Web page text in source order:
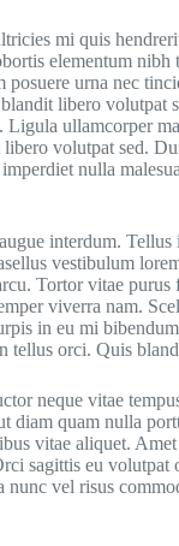
mi quis
elementum nibh
urna nec
libero volutpat
ullamcorper
volutpat sed.
nulla
interdum. Tellus
vestibulum
Tortor vitae purus
viverra nam.
in eu mi bibendum
tellus orci. Quis
neque vitae
diam quam nulla
vitae aliquet.
sagittis eu
vel risus